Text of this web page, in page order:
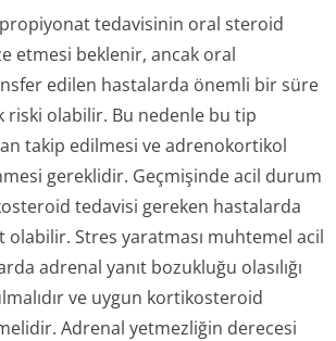
tedavisinin oral steroid
etmesi beklenir, ancak oral
edilen hastalarda önemli bir süre
riski olabilir. Bu nedenle bu tip
takip edilmesi ve adrenokortikol
gereklidir. Geçmişinde acil durum
tedavisi gereken hastalarda
olabilir. Stres yaratması muhtemel acil
adrenal yanıt bozukluğu olasılığı
ve uygun kortikosteroid
Adrenal yetmezliğin derecesi